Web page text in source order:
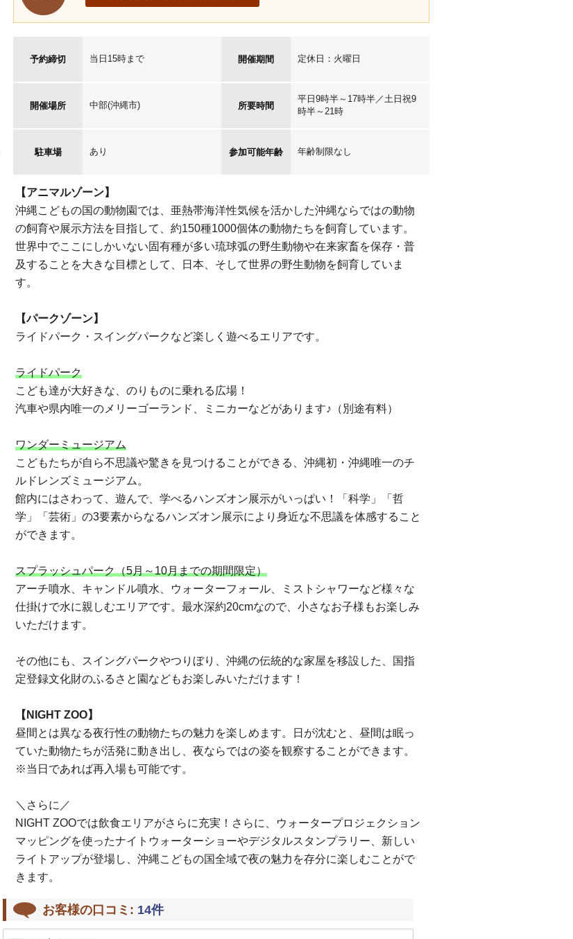
予約締切 当日15時まで 開催期間 定休日：火曜日
開催場所 中部(沖縄市) 所要時間
平日9時半～17時半／土日祝9
時半～21時
駐車場 あり 参加可能年齢 年齢制限なし
【アニマルゾーン】
沖縄こどもの国の動物園では、亜熱帯海洋性気候を活かした沖縄ならではの動物
の飼育や展示方法を目指して、約150種1000個体の動物たちを飼育しています。
世界中でここにしかいない固有種が多い琉球弧の野生動物や在来家畜を保存・普
及することを大きな目標として、日本、そして世界の野生動物を飼育していま
す。
【パークゾーン】
ライドパーク・スイングパークなど楽しく遊べるエリアです。
ライドパーク
こども達が大好きな、のりものに乗れる広場！
汽車や県内唯一のメリーゴーランド、ミニカーなどがあります♪（別途有料）
ワンダーミュージアム
こどもたちが自ら不思議や驚きを見つけることができる、沖縄初・沖縄唯一のチ
ルドレンズミュージアム。
館内にはさわって、遊んで、学べるハンズオン展示がいっぱい！「科学」「哲
学」「芸術」の3要素からなるハンズオン展示により身近な不思議を体感すること
ができます。
スプラッシュパーク（5月～10月までの期間限定）
アーチ噴水、キャンドル噴水、ウォーターフォール、ミストシャワーなど様々な
仕掛けで水に親しむエリアです。最水深約20cmなので、小さなお子様もお楽しみ
いただけます。
その他にも、スイングパークやつりぼり、沖縄の伝統的な家屋を移設した、国指
定登録文化財のふるさと園などもお楽しみいただけます！
【NIGHT ZOO】
昼間とは異なる夜行性の動物たちの魅力を楽しめます。日が沈むと、昼間は眠っ
ていた動物たちが活発に動き出し、夜ならではの姿を観察することができます。
※当日であれば再入場も可能です。
＼さらに／
NIGHT ZOOでは飲食エリアがさらに充実！さらに、ウォータープロジェクション
マッピングを使ったナイトウォーターショーやデジタルスタンプラリー、新しい
ライトアップが登場し、沖縄こどもの国全域で夜の魅力を存分に楽しむことがで
きます。
お客様の口コミ: 14件